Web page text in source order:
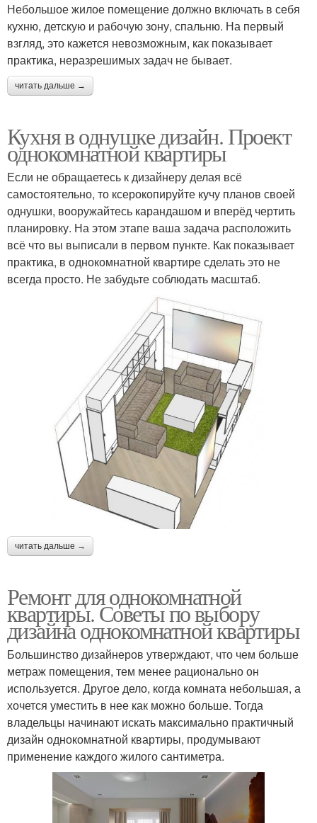
Небольшое жилое помещение должно включать в себя
кухню, детскую и рабочую зону, спальню. На первый
взгляд, это кажется невозможным, как показывает
практика, неразрешимых задач не бывает.
читать дальше →
Кухня в однушке дизайн. Проект
однокомнатной квартиры
Если не обращаетесь к дизайнеру делая всё
самостоятельно, то ксерокопируйте кучу планов своей
однушки, вооружайтесь карандашом и вперёд чертить
планировку. На этом этапе ваша задача расположить
всё что вы выписали в первом пункте. Как показывает
практика, в однокомнатной квартире сделать это не
всегда просто. Не забудьте соблюдать масштаб.
читать дальше →
Ремонт для однокомнатной
квартиры. Советы по выбору
дизайна однокомнатной квартиры
Большинство дизайнеров утверждают, что чем больше
метраж помещения, тем менее рационально он
используется. Другое дело, когда комната небольшая, а
хочется уместить в нее как можно больше. Тогда
владельцы начинают искать максимально практичный
дизайн однокомнатной квартиры, продумывают
применение каждого жилого сантиметра.